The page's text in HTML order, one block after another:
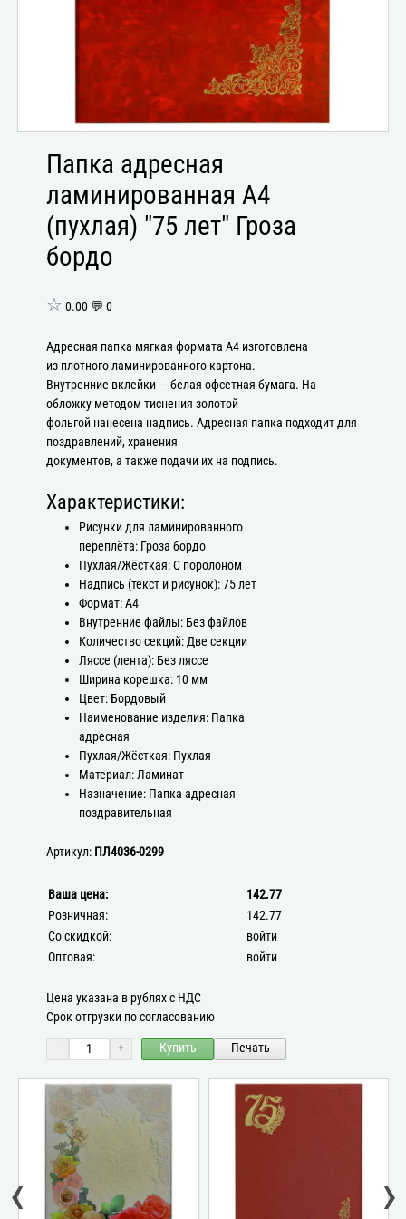
Папка адресная
ламинированная А4
(пухлая) "75 лет" Гроза
бордо
☆ 0.00 💬 0
Адресная папка мягкая формата А4 изготовлена
из плотного ламинированного картона.
Внутренние вклейки — белая офсетная бумага. На
обложку методом тиснения золотой
фольгой нанесена надпись. Адресная папка подходит для
поздравлений, хранения
документов, а также подачи их на подпись.
Характеристики:
Рисунки для ламинированного
переплёта: Гроза бордо
Пухлая/Жёсткая: С поролоном
Надпись (текст и рисунок): 75 лет
Формат: А4
Внутренние файлы: Без файлов
Количество секций: Две секции
Ляссе (лента): Без ляссе
Ширина корешка: 10 мм
Цвет: Бордовый
Наименование изделия: Папка
адресная
Пухлая/Жёсткая: Пухлая
Материал: Ламинат
Назначение: Папка адресная
поздравительная
Артикул: ПЛ4036-0299
Ваша цена:
142.77
Розничная:
142.77
Со скидкой:
войти
Оптовая:
войти
Цена указана в рублях с НДС
Срок отгрузки по согласованию
- + Купить Печать
‹ ›